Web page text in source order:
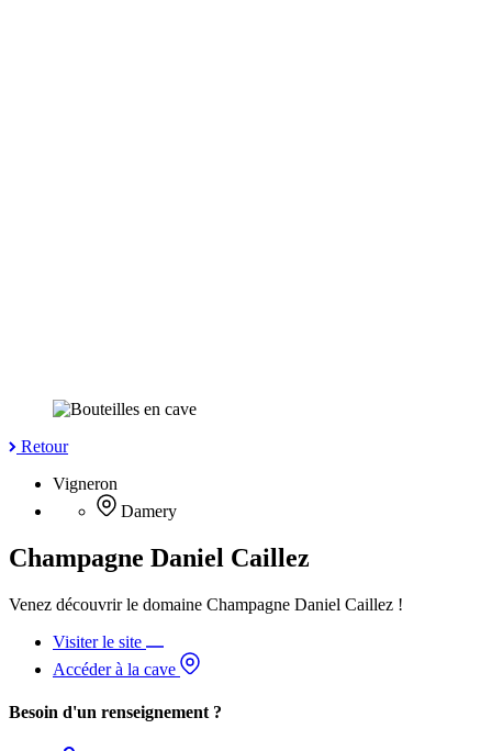
Retour
Vigneron
Damery
Champagne Daniel Caillez
Venez découvrir le domaine Champagne Daniel Caillez !
Visiter le site
Accéder à la cave
Besoin d'un renseignement ?